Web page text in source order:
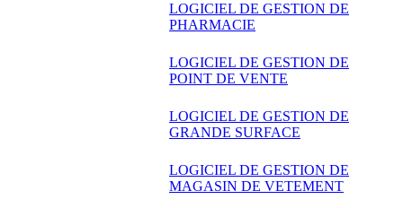
LOGICIEL DE GESTION DE
PHARMACIE
LOGICIEL DE GESTION DE
POINT DE VENTE
LOGICIEL DE GESTION DE
GRANDE SURFACE
LOGICIEL DE GESTION DE
MAGASIN DE VETEMENT